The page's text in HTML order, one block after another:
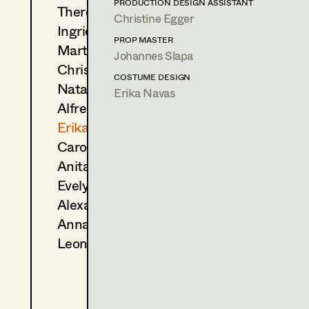
Theresa Kopf
Ingrid Leibezeder
Martina List
Christine Ludwig
Natascha Maraval
Alfred Mayerhofer
Erika Navas
Carola Pizzini
Anita Stoisits
Evelyn Maria Thell
Alexandra Trummer
Anna Zeitlhuber
Leonie Zykan
(Kostümbildnerin)
2021 Tatort - Tor zur Hölle
T. Roth, TV
(Kostümbildnerin)
2020 Dennstein und Schwarz—
Christine Egger
PROP MASTER
Johannes Slapa
COSTUME DESIGN
Erika Navas